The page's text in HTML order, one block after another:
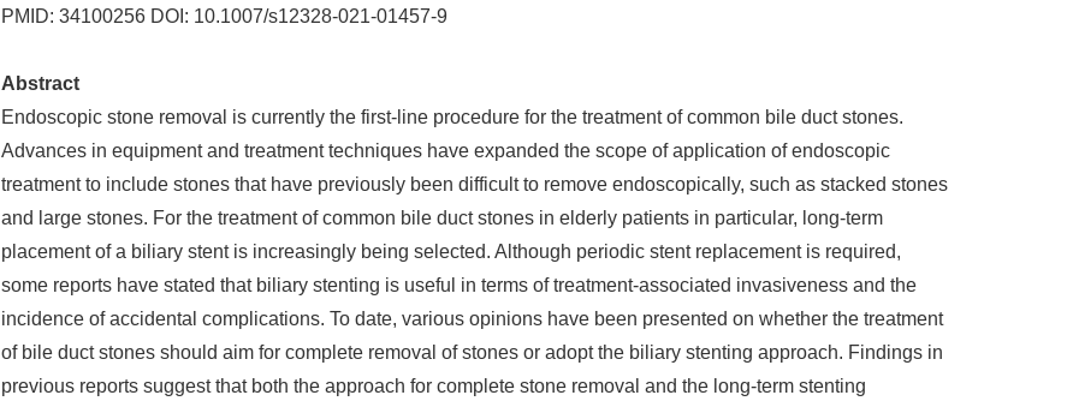
PMID: 34100256 DOI: 10.1007/s12328-021-01457-9
Abstract
Endoscopic stone removal is currently the first-line procedure for the treatment of common bile duct stones.
Advances in equipment and treatment techniques have expanded the scope of application of endoscopic
treatment to include stones that have previously been difficult to remove endoscopically, such as stacked stones
and large stones. For the treatment of common bile duct stones in elderly patients in particular, long-term
placement of a biliary stent is increasingly being selected. Although periodic stent replacement is required,
some reports have stated that biliary stenting is useful in terms of treatment-associated invasiveness and the
incidence of accidental complications. To date, various opinions have been presented on whether the treatment
of bile duct stones should aim for complete removal of stones or adopt the biliary stenting approach. Findings in
previous reports suggest that both the approach for complete stone removal and the long-term stenting